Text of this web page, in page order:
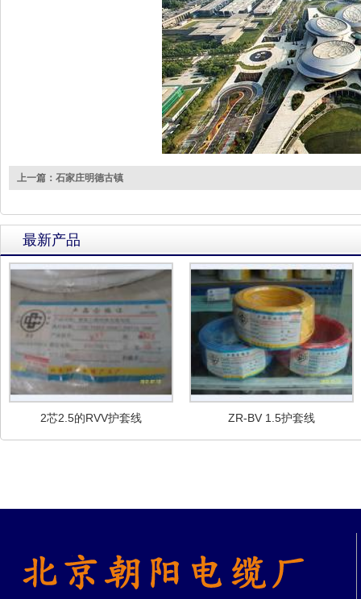
上一篇：石家庄明德古镇
最新产品
2芯2.5的RVV护套线 ZR-BV 1.5护套线